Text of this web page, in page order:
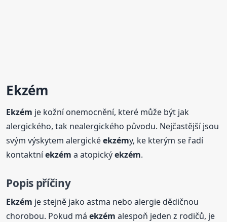
Ekzém
Ekzém je kožní onemocnění, které může být jak
alergického, tak nealergického původu. Nejčastější jsou
svým výskytem alergickéekzémy, ke kterým se řadí
kontaktníekzém a atopickýekzém.
Popis příčiny
Ekzém je stejně jako astma nebo alergie dědičnou
chorobou. Pokud máekzém alespoň jeden z rodičů, je